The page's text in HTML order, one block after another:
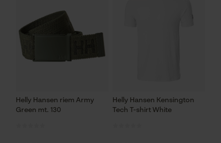
Helly Hansen riem Army
Green mt. 130
Helly Hansen Kensington
Tech T-shirt White